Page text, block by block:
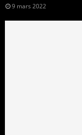
9 mars 2022